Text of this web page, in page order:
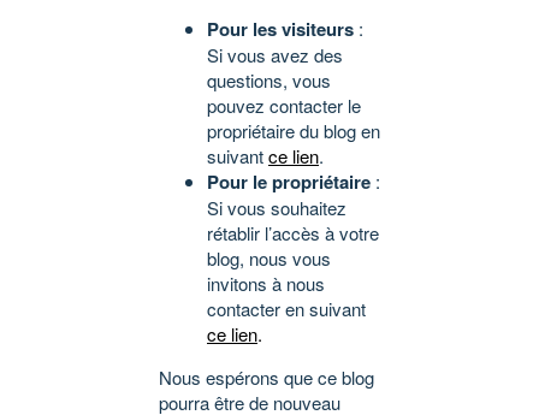
Pour les visiteurs :
Si vous avez des
questions, vous
pouvez contacter le
propriétaire du blog en
suivantce lien.
Pour le propriétaire :
Si vous souhaitez
rétablir l’accès à votre
blog, nous vous
invitons à nous
contacter en suivant
ce lien.
Nous espérons que ce blog
pourra être de nouveau